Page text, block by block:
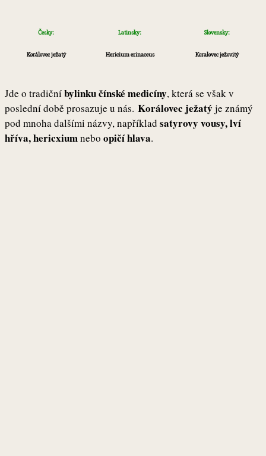
Česky:
Korálovec ježatý
Latinsky:
Hericium erinaceus
Slovensky:
Koralovec ježovitý
Jde o tradičníbylinku čínské medicíny, která se však v
poslední době prosazuje u nás. Korálovec ježatý je známý
pod mnoha dalšími názvy, například satyrovy vousy, lví
hříva, hericxiumnebo opičí hlava.